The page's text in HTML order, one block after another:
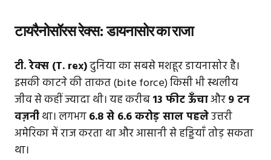
टायरैनोसॉरस रेक्स: डायनासोर का राजा
टी. रेक्स (T. rex)दुनिया का सबसे मशहूर डायनासोर है।
इसकी काटने की ताकत (bite force) किसी भी स्थलीय
जीव से कहीं ज्यादा थी। यह करीब13 फीट ऊँचाऔर9 टन
वज़नीथा। लगभग6.8 से 6.6 करोड़ साल पहलेउत्तरी
अमेरिका में राज करता था और आसानी से हड्डियाँ तोड़ सकता
था।